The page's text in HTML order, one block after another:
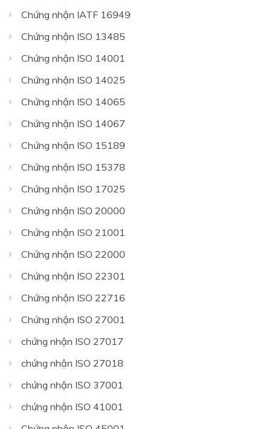
Chứng nhận IATF 16949
Chứng nhận ISO 13485
Chứng nhận ISO 14001
Chứng nhận ISO 14025
Chứng nhận ISO 14065
Chứng nhận ISO 14067
Chứng nhận ISO 15189
Chứng nhận ISO 15378
Chứng nhận ISO 17025
Chứng nhận ISO 20000
Chứng nhận ISO 21001
Chứng nhận ISO 22000
Chứng nhận ISO 22301
Chứng nhận ISO 22716
Chứng nhận ISO 27001
chứng nhận ISO 27017
chứng nhận ISO 27018
chứng nhận ISO 37001
chứng nhận ISO 41001